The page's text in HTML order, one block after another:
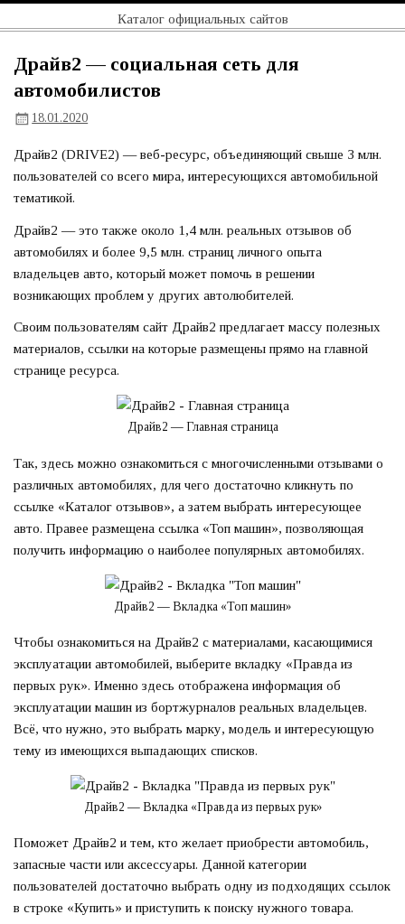
Перейти
содержимому
Официальный
Каталог официальных сайтов
Драйв2 — социальная сеть для
автомобилистов
18.01.2020
Драйв2 (DRIVE2) — веб-ресурс, объединяющий свыше 3 млн.
пользователей со всего мира, интересующихся автомобильной
тематикой.
Драйв2 — это также около 1,4 млн. реальных отзывов об
автомобилях и более 9,5 млн. страниц личного опыта
владельцев авто, который может помочь в решении
возникающих проблем у других автолюбителей.
Своим пользователям сайт Драйв2 предлагает массу полезных
материалов, ссылки на которые размещены прямо на главной
странице ресурса.
Драйв2 — Главная страница
Так, здесь можно ознакомиться с многочисленными отзывами о
различных автомобилях, для чего достаточно кликнуть по
ссылке «Каталог отзывов», а затем выбрать интересующее
авто. Правее размещена ссылка «Топ машин», позволяющая
получить информацию о наиболее популярных автомобилях.
Драйв2 — Вкладка «Топ машин»
Чтобы ознакомиться на Драйв2 с материалами, касающимися
эксплуатации автомобилей, выберите вкладку «Правда из
первых рук». Именно здесь отображена информация об
эксплуатации машин из бортжурналов реальных владельцев.
Всё, что нужно, это выбрать марку, модель и интересующую
тему из имеющихся выпадающих списков.
Драйв2 — Вкладка «Правда из первых рук»
Поможет Драйв2 и тем, кто желает приобрести автомобиль,
запасные части или аксессуары. Данной категории
пользователей достаточно выбрать одну из подходящих ссылок
в строке «Купить» и приступить к поиску нужного товара.